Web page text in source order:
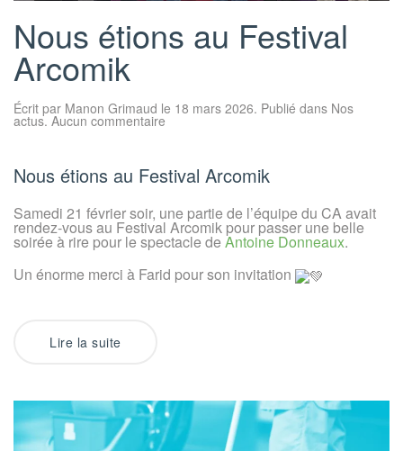
Nous étions au Festival
Arcomik
Écrit par Manon Grimaud le 18 mars 2026. Publié dans Nos
actus. Aucun commentaire
Festival
Arcomik
Nous étions au Festival Arcomik
Samedi 21 février soir, une partie de l’équipe du CA avait
rendez-vous au Festival Arcomik pour passer une belle
soirée à rire pour le spectacle de Antoine Donneaux.
Un énorme merci à Farid pour son invitation
Lire la suite